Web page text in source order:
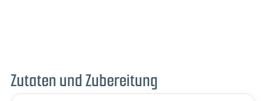
Zutaten und Zubereitung